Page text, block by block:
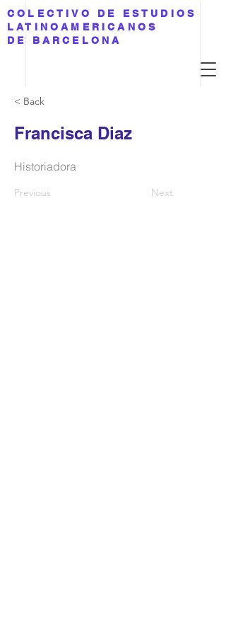
COLECTIVO DE ESTUDIOS
LATINOAMERICANOS
DE BARCELONA
< Back
Francisca Diaz
Historiadora
Previous Next